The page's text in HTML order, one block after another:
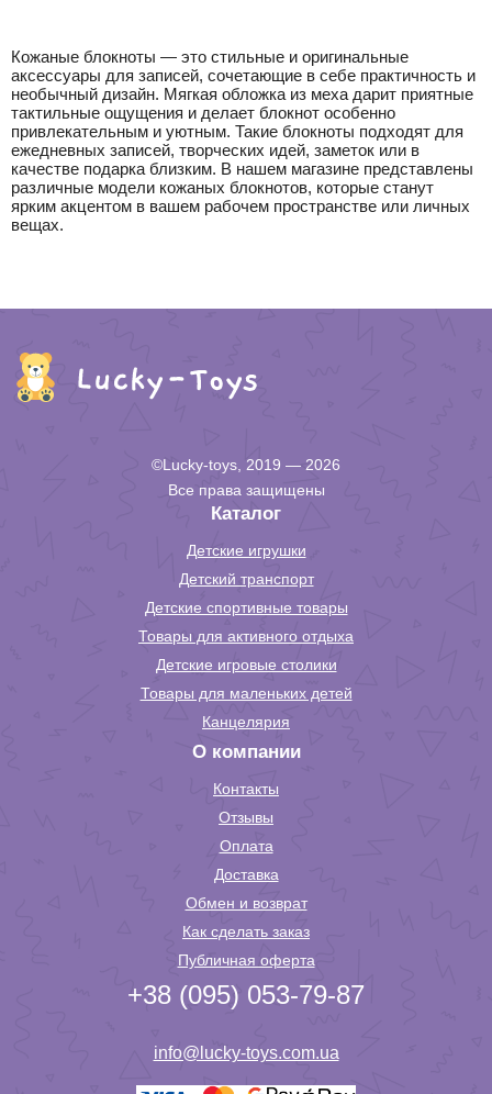
Кожаные блокноты — это стильные и оригинальные
аксессуары для записей, сочетающие в себе практичность и
необычный дизайн. Мягкая обложка из меха дарит приятные
тактильные ощущения и делает блокнот особенно
привлекательным и уютным. Такие блокноты подходят для
ежедневных записей, творческих идей, заметок или в
качестве подарка близким. В нашем магазине представлены
различные модели кожаных блокнотов, которые станут
ярким акцентом в вашем рабочем пространстве или личных
вещах.
©Lucky-toys, 2019 — 2026
Все права защищены
Каталог
Детские игрушки
Детский транспорт
Детские спортивные товары
Товары для активного отдыха
Детские игровые столики
Товары для маленьких детей
Канцелярия
О компании
Контакты
Отзывы
Оплата
Доставка
Обмен и возврат
Как сделать заказ
Публичная оферта
+38 (095) 053-79-87
info@lucky-toys.com.ua